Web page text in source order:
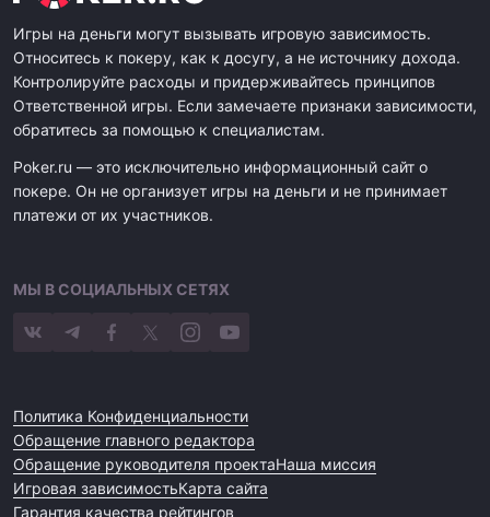
Игры на деньги могут вызывать игровую зависимость.
Относитесь к покеру, как к досугу, а не источнику дохода.
Контролируйте расходы и придерживайтесь принципов
Ответственной игры. Если замечаете признаки зависимости,
обратитесь за помощью к специалистам.
Poker.ru — это исключительно информационный сайт о
покере. Он не организует игры на деньги и не принимает
платежи от их участников.
МЫ В СОЦИАЛЬНЫХ СЕТЯХ
Политика Конфиденциальности
Обращение главного редактора
Обращение руководителя проектаНаша миссия
Игровая зависимостьКарта сайта
Гарантия качества рейтингов